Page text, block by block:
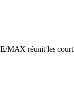
MAX réunit les